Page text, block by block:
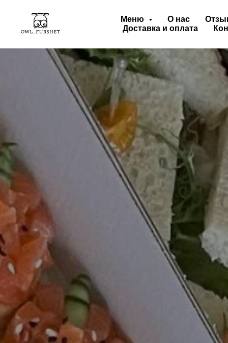
Меню О нас
Доставка и оплата